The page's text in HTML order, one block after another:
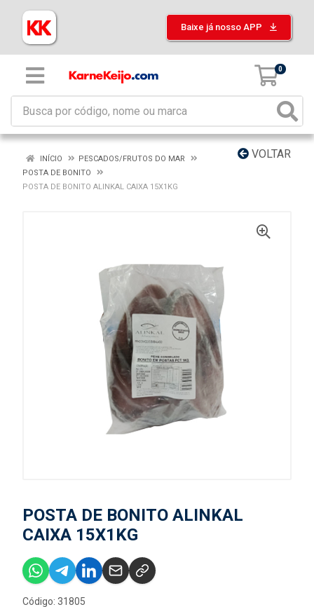
Baixe já nosso APP
0
VOLTAR
INÍCIO
PESCADOS/FRUTOS DO MAR
POSTA DE BONITO
POSTA DE BONITO ALINKAL CAIXA 15X1KG
POSTA DE BONITO ALINKAL
CAIXA 15X1KG
Código: 31805